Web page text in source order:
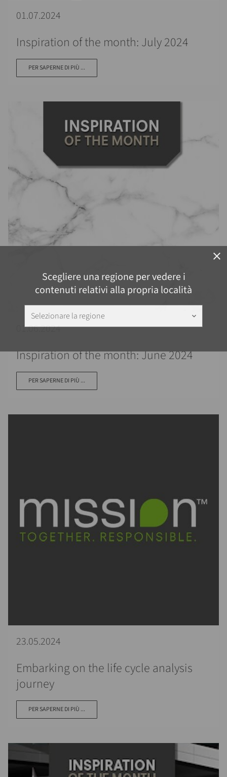
close
Scegliere una regione per vedere i
contenuti relativi alla propria località
Selezionare la regione keyboard_arrow_down
01.07.2024
Inspiration of the month: July 2024
PER SAPERNE DI PIÙ ...
01.06.2024
Inspiration of the month: June 2024
PER SAPERNE DI PIÙ ...
23.05.2024
Embarking on the life cycle analysis
journey
PER SAPERNE DI PIÙ ...